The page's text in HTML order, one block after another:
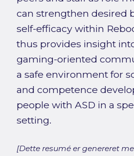
can strengthen desired
self-efficacy within
thus provides insight
gaming-oriented
a safe environment for
and competence
people with ASD in a
setting.
[Dette resumé er genereret